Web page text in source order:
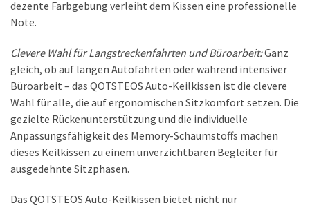
dezente Farbgebung verleiht dem Kissen eine professionelle
Note.
Clevere Wahl für Langstreckenfahrten und Büroarbeit:Ganz
gleich, ob auf langen Autofahrten oder während intensiver
Büroarbeit – das QOTSTEOS Auto-Keilkissen ist die clevere
Wahl für alle, die auf ergonomischen Sitzkomfort setzen. Die
gezielte Rückenunterstützung und die individuelle
Anpassungsfähigkeit des Memory-Schaumstoffs machen
dieses Keilkissen zu einem unverzichtbaren Begleiter für
ausgedehnte Sitzphasen.
Das QOTSTEOS Auto-Keilkissen bietet nicht nur